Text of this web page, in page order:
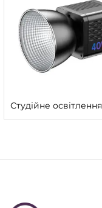
Студійне освітлення